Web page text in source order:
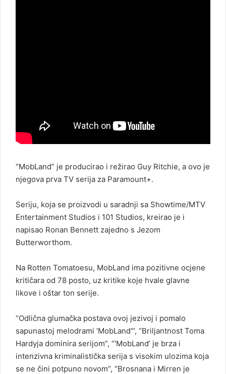
“MobLand” je producirao i režirao Guy Ritchie, a ovo je
njegova prva TV serija za Paramount+.
Seriju, koja se proizvodi u saradnji sa Showtime/MTV
Entertainment Studios i 101 Studios, kreirao je i
napisao Ronan Bennett zajedno s Jezom
Butterworthom.
Na Rotten Tomatoesu, MobLand ima pozitivne ocjene
kritičara od 78 posto, uz kritike koje hvale glavne
likove i oštar ton serije.
“Odlična glumačka postava ovoj jezivoj i pomalo
sapunastoj melodrami ‘MobLand'”, “Briljantnost Toma
Hardyja dominira serijom”, “‘MobLand’ je brza i
intenzivna kriminalistička serija s visokim ulozima koja
se ne čini potpuno novom”, “Brosnana i Mirren je